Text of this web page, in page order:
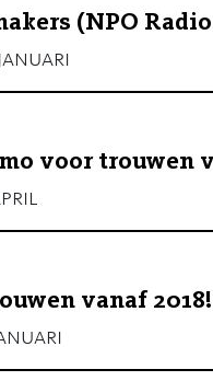
(NPO
januari
voor trouwen
vanaf 2018!